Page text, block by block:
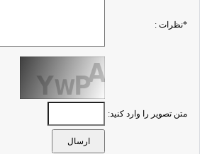
*نظرات :
متن تصویر را وارد کنید: